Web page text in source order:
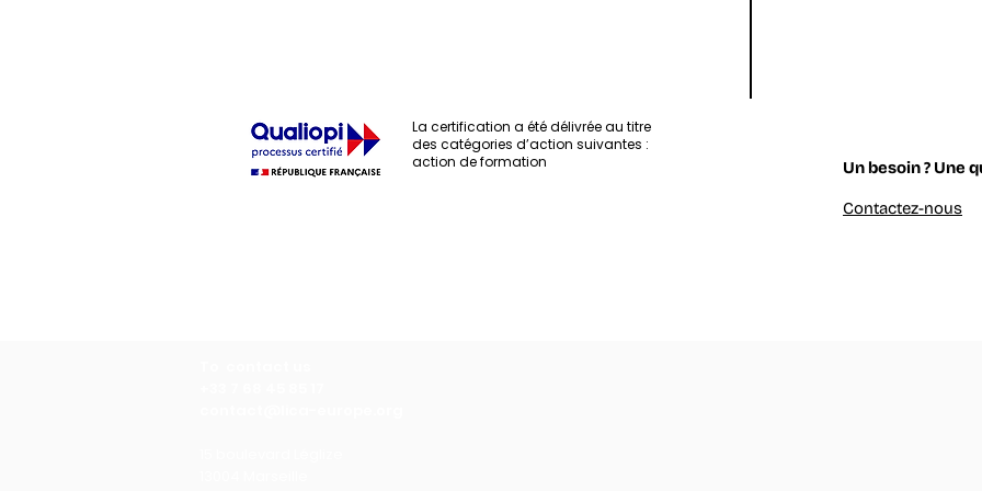
La certification a été délivrée au titre
des catégories d’action suivantes :
action de formation
Un besoin ? Une
Contactez-nous